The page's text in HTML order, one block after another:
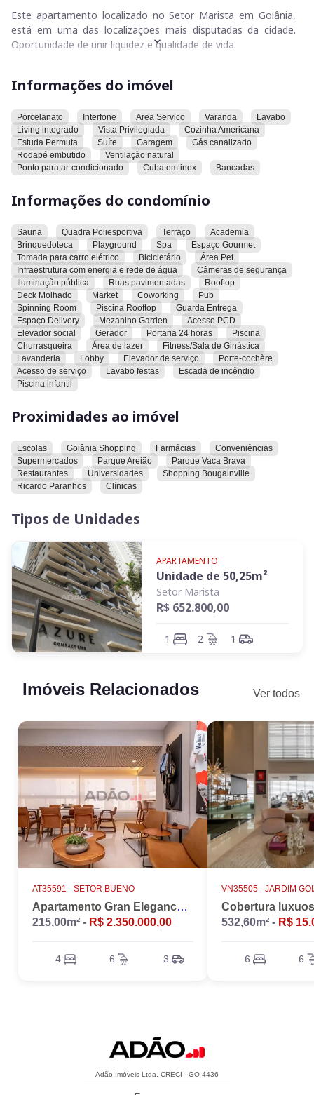
Este apartamento localizado no Setor Marista em Goiânia,
está em uma das localizações mais disputadas da cidade.
Oportunidade de unir liquidez e qualidade de vida.
cenário de mercado.
É um imóvel novo, nunca habitado.
Proprietário aceita parte em permuta de apenas veículos
nacionais de fácil comércio e dentro do valor de comércio.
Esse apartamento possui 50.25 m² de área privativa,
e uma varanda balcão.
Há também 1 vaga de garagem disponível.
porcelanato 90x90 acetinado no living / quarto e 60x60 nos
banhos, na varanda e laje técnica, rodapé embutido,
ventilação natural, cuba em inox e bancadas no granito
branco siena.
O condomínio oferece sauna, quadra esportiva, academia,
brinquedoteca, playground, spa, espaço gourmet, tomada
para carro elétrico, bicicletário, área pet, câmeras de
segurança, rooftop com uma vista magnifica, com piscina,
deck molhado, market, coworking, pub, spinning room,
guarda entrega, espaço delivery, gerador, portaria 24 horas,
lavanderia compartilhada, lobby, 5 elevadores para melhor
O imóvel está localizado próximo a escolas, Goiânia
Shopping, farmácias, conveniências, supermercados, Parque
Areião, Parque Vaca Brava, restaurantes, universidades,
Convidamos você a conhecer este imóvel e explorar todas as
possibilidades que ele oferece.
Informações do imóvel
Porcelanato Interfone Area Servico Varanda
Lavabo
Living integrado
Vista Privilegiada
Cozinha Americana
Estuda Permuta
Suíte Garagem
Gás canalizado
Rodapé embutido
Ventilação natural
Ponto para ar-condicionado
Cuba em inox Bancadas
Informações do condomínio
Sauna Quadra Poliesportiva Terraço
Academia
Brinquedoteca
Playground Spa
Espaço Gourmet
Tomada para carro elétrico
Bicicletário
Área Pet
Infraestrutura com energia e rede de água
Câmeras de segurança
Iluminação pública
Ruas pavimentadas
Rooftop
Deck Molhado
Market Coworking
Pub
Spinning Room
Piscina Rooftop
Guarda Entrega
Espaço Delivery
Mezanino Garden
Acesso PCD
Elevador social
Gerador Portaria 24 horas
Piscina
Churrasqueira
Área de lazer
Fitness/Sala de Ginástica
Lavanderia
Lobby Elevador de serviço
Porte-cochère
Acesso de serviço
Lavabo festas
Escada de incêndio
Piscina infantil
Proximidades ao imóvel
Escolas Goiânia Shopping Farmácias
Conveniências
Supermercados
Parque Areião
Parque Vaca Brava
Restaurantes
Universidades
Shopping Bougainville
Ricardo Paranhos
Clínicas
Tipos de Unidades
APARTAMENTO
Unidade de 50,25m²
Setor Marista
R$ 652.800,00
1 2 1
Imóveis Relacionados Ver todos
AT35591 - SETOR BUENO
Apartamento Gran Elegance - 4 suites + Home Office
215,00m² - R$ 2.350.000,00
4 6 3
VN35505 - JARDIM
532,60m² - R$
6 6
Adão Imóveis Ltda. CRECI - GO 4436